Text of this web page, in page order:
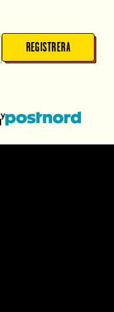
REGISTRERA